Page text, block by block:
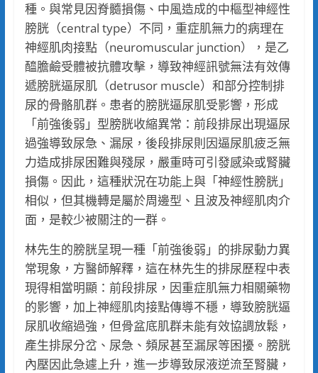
種。與常見因脊髓損傷、中風造成的中樞型神經性
膀胱（central type）不同，重症肌無力的病理在
神經肌肉接點（neuromuscular junction），是乙
醯膽鹼受體被抗體攻擊，導致神經訊號無法有效傳
遞膀胱逼尿肌（detrusor muscle）和部分控制排
尿的骨骼肌群。患者的膀胱逼尿肌受影響，形成
「前強後弱」型膀胱收縮異常：前段排尿出現逼尿
過強導致尿急、漏尿，後段排尿則因逼尿肌疲乏無
力造成排尿困難與殘尿，嚴重時可引發感染或腎臟
損傷。因此，這種狀況在功能上與「神經性膀胱」
相似，但其機轉是屬於周邊型、且波及神經肌肉介
面，是較少被關注的一群。
林先生的膀胱呈現一種「前強後弱」的排尿動力異
常現象，方醫師解釋，這在林先生的排尿歷程中表
現得相當明顯：前段排尿，因重症肌無力相關藥物
的影響，加上神經肌肉接點傳導不穩，導致膀胱逼
尿肌收縮過強，但骨盆底肌群未能有效協調放鬆，
產生排尿分岔、尿急、頻尿甚至漏尿等困擾。膀胱
內壓因此急遽上升，進一步導致尿液逆流至腎臟，